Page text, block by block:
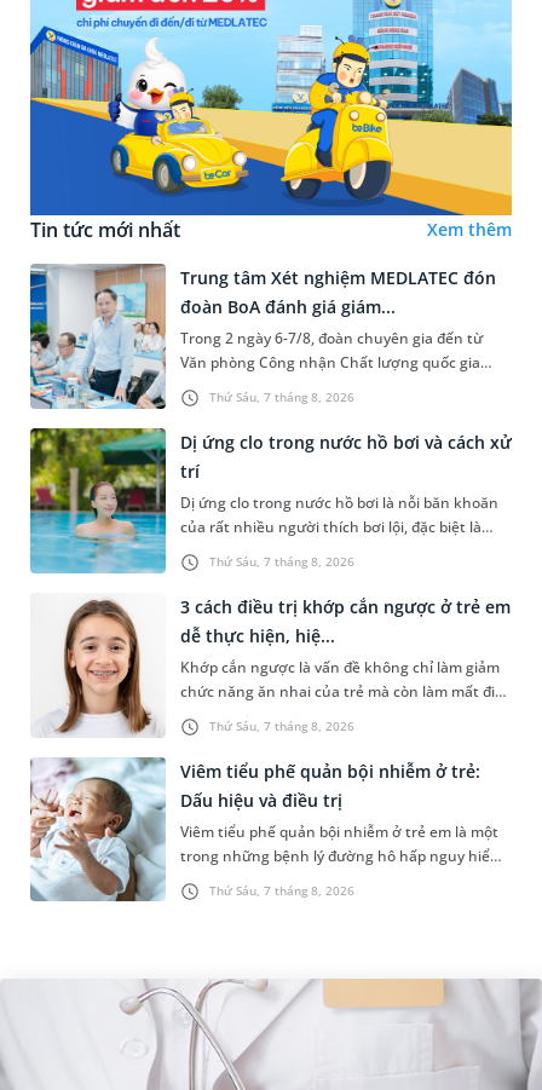
Tin tức mới nhất Xem thêm
Thứ Sáu, 7 tháng 8, 2026
Trung tâm Xét nghiệm MEDLATEC đón
đoàn BoA đánh giá giám...
Trong 2 ngày 6-7/8, đoàn chuyên gia đến từ
Văn phòng Công nhận Chất lượng quốc gia
(BoA) đã ghi nhận và đánh giá cao nỗ lực duy trì
hệ thống quản lý chất lượ...
Thứ Sáu, 7 tháng 8, 2026
Dị ứng clo trong nước hồ bơi và cách xử
trí
Dị ứng clo trong nước hồ bơi là nỗi băn khoăn
của rất nhiều người thích bơi lội, đặc biệt là
những trường hợp thường xuyên bơi ở những
hồ bơi nhân tạo. Bài v...
Thứ Sáu, 7 tháng 8, 2026
3 cách điều trị khớp cắn ngược ở trẻ em
dễ thực hiện, hiệ...
Khớp cắn ngược là vấn đề không chỉ làm giảm
chức năng ăn nhai của trẻ mà còn làm mất đi
sự cân đối của khuôn mặt. Do đó, cần khắc
phục sớm tình trạng này để...
Thứ Sáu, 7 tháng 8, 2026
Viêm tiểu phế quản bội nhiễm ở trẻ:
Dấu hiệu và điều trị
Viêm tiểu phế quản bội nhiễm ở trẻ em là một
trong những bệnh lý đường hô hấp nguy hiểm,
thường bùng phát vào thời điểm giao mùa. Khi
những tổn thương ban đầ...